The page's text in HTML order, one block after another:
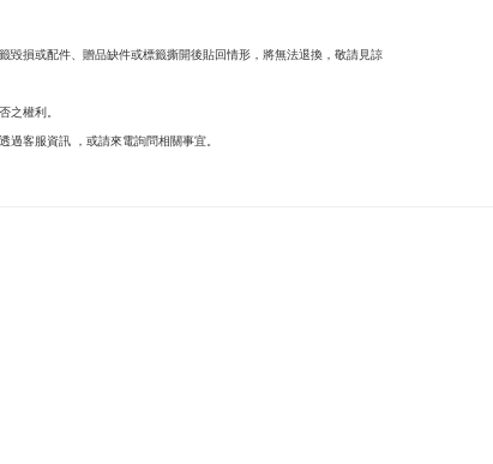
毀損或配件、贈品缺件或標籤撕開後貼回情形，將無法退換，敬請見諒
之權利。
過客服資訊 ，或請來電詢問相關事宜。